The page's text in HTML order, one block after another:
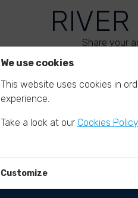
Share your
We use cookies
This website uses cookies in
experience.
Take a look at our Cookies Policy
Customize